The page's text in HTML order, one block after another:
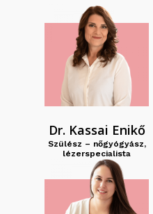
Dr. Kassai Enikő
Szülész – nőgyógyász,
lézerspecialista